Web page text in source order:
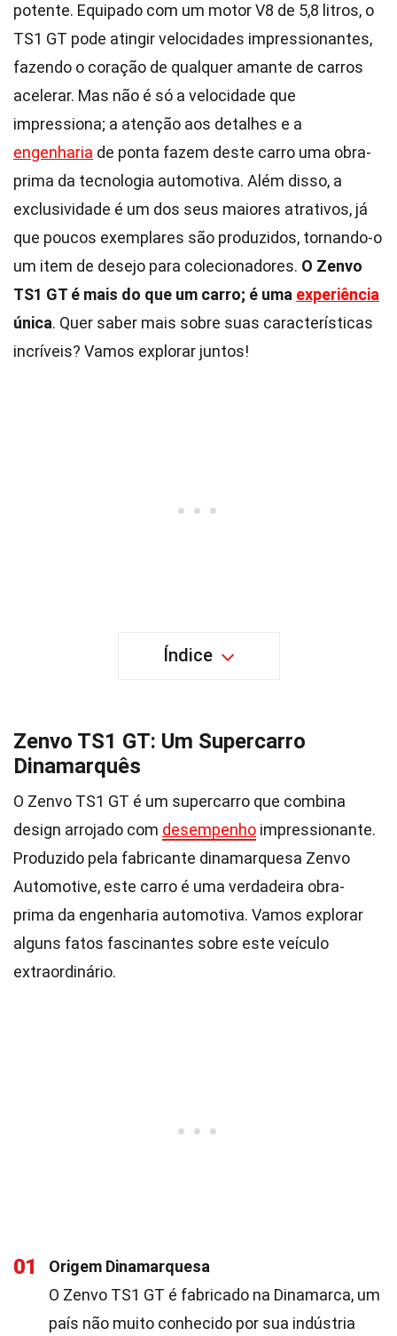
potente. Equipado com um motor V8 de 5,8 litros, o
TS1 GT pode atingir velocidades impressionantes,
fazendo o coração de qualquer amante de carros
acelerar. Mas não é só a velocidade que
impressiona; a atenção aos detalhes e a
engenharia de ponta fazem deste carro uma obra-
prima da tecnologia automotiva. Além disso, a
exclusividade é um dos seus maiores atrativos, já
que poucos exemplares são produzidos, tornando-o
um item de desejo para colecionadores. O Zenvo
TS1 GT é mais do que um carro; é uma experiência
única. Quer saber mais sobre suas características
incríveis? Vamos explorar juntos!
Índice
Zenvo TS1 GT: Um Supercarro
Dinamarquês
O Zenvo TS1 GT é um supercarro que combina
design arrojado com desempenho impressionante.
Produzido pela fabricante dinamarquesa Zenvo
Automotive, este carro é uma verdadeira obra-
prima da engenharia automotiva. Vamos explorar
alguns fatos fascinantes sobre este veículo
extraordinário.
01
Origem Dinamarquesa
O Zenvo TS1 GT é fabricado na Dinamarca, um
país não muito conhecido por sua indústria